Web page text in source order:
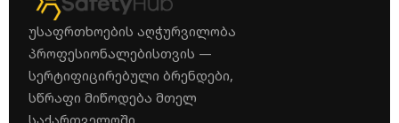
უსაფრთხოების აღჭურვილობა
პროფესიონალებისთვის —
სერტიფიცირებული ბრენდები,
სწრაფი მიწოდება მთელ